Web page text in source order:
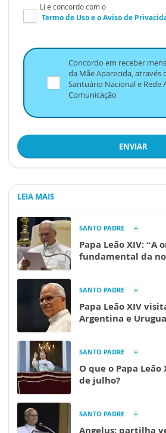
Li e concordo com o
Termo de Usoe oAviso de
Concordo em receber
da Mãe Aparecida, através
Santuário Nacional e Rede
Comunicação
ENVIAR
LEIA MAIS
SANTO PADRE
Papa Leão XIV: “A
fundamental da
SANTO PADRE
Papa Leão XIV
Argentina e
SANTO PADRE
O que o Papa
de julho?
SANTO PADRE
Angelus: partilha